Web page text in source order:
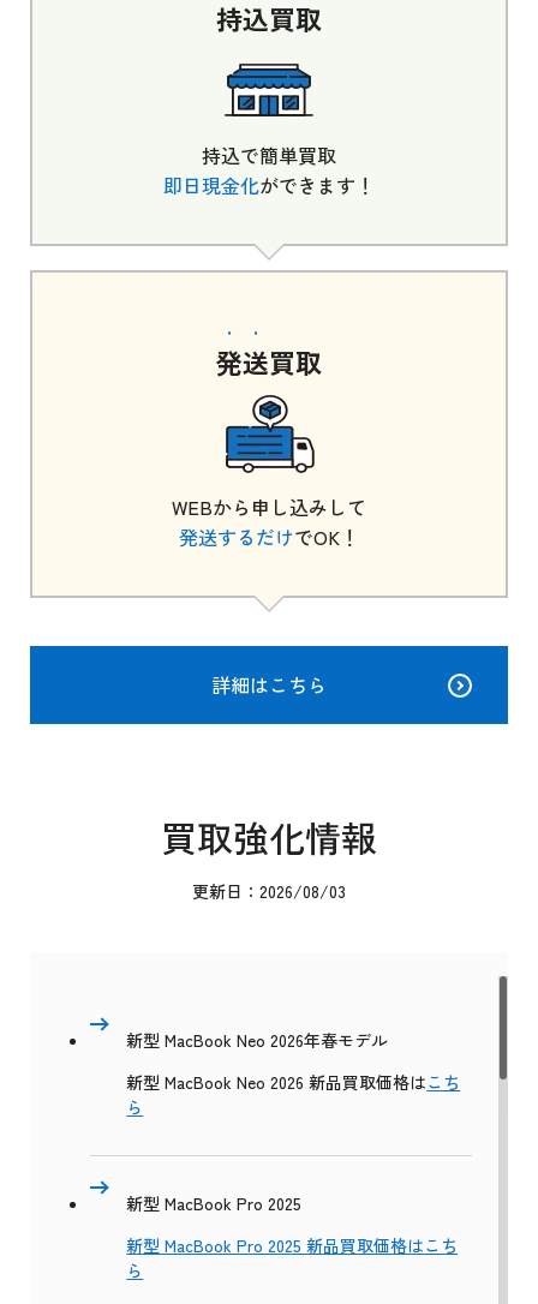
持込買取
持込で簡単買取
即日現金化ができます！
発送買取
WEBから申し込みして
発送するだけでOK！
詳細はこちら
買取強化情報
更新日：2026/08/03
新型 MacBook Neo 2026年春モデル
新型 MacBook Neo 2026 新品買取価格はこち
ら
新型 MacBook Pro 2025
新型 MacBook Pro 2025 新品買取価格はこち
ら